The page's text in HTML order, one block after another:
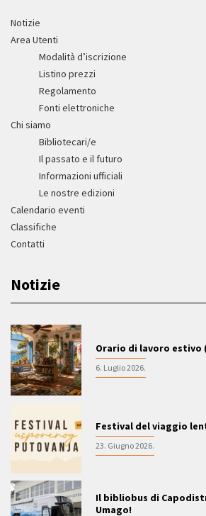
Notizie
Area Utenti
Modalità d’iscrizione
Listino prezzi
Regolamento
Fonti elettroniche
Chi siamo
Bibliotecari/e
Il passato e il futuro
Informazioni ufficiali
Le nostre edizioni
Calendario eventi
Classifiche
Contatti
Notizie
Orario di lavoro estivo
6. Luglio 2026.
Festival del viaggio
23. Giugno 2026.
Il bibliobus di
Umago!